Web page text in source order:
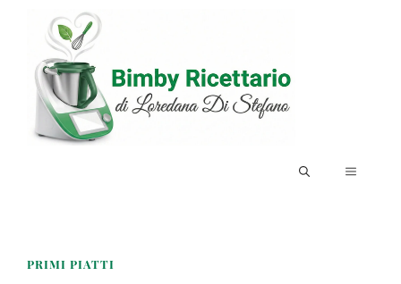
contenuto
MENU
PRIMI PIATTI